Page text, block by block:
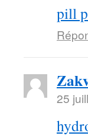
pill
25